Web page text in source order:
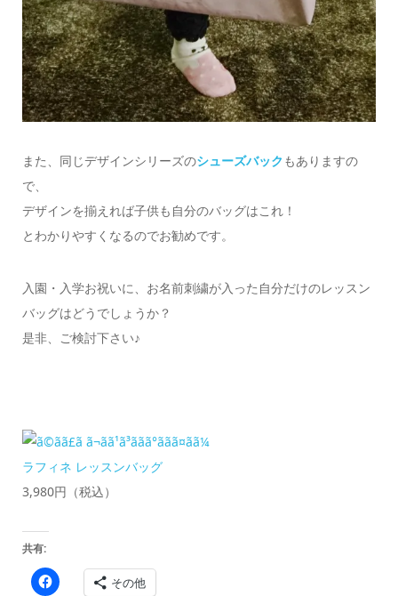
また、同じデザインシリーズのシューズバック もありますの
で、
デザインを揃えれば子供も自分のバッグはこれ！
とわかりやすくなるのでお勧めです。
入園・入学お祝いに、お名前刺繍が入った自分だけのレッスン
バッグはどうでしょうか？
是非、ご検討下さい♪
ラフィネ レッスンバッグ
3,980円（税込）
共有:
Facebook
で その他